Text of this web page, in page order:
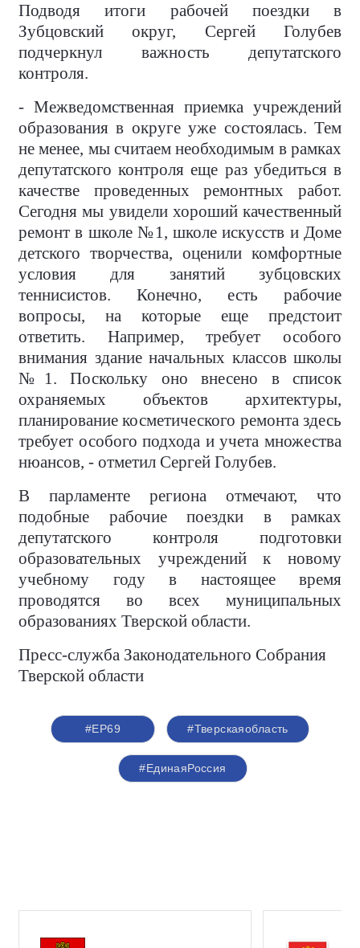
Подводя итоги рабочей поездки в
Зубцовский округ, Сергей Голубев
подчеркнул важность депутатского
контроля.
- Межведомственная приемка учреждений
образования в округе уже состоялась. Тем
не менее, мы считаем необходимым в рамках
депутатского контроля еще раз убедиться в
качестве проведенных ремонтных работ.
Сегодня мы увидели хороший качественный
ремонт в школе №1, школе искусств и Доме
детского творчества, оценили комфортные
условия для занятий зубцовских
теннисистов. Конечно, есть рабочие
вопросы, на которые еще предстоит
ответить. Например, требует особого
внимания здание начальных классов школы
№1. Поскольку оно внесено в список
охраняемых объектов архитектуры,
планирование косметического ремонта здесь
требует особого подхода и учета множества
нюансов, - отметил Сергей Голубев.
В парламенте региона отмечают, что
подобные рабочие поездки в рамках
депутатского контроля подготовки
образовательных учреждений к новому
учебному году в настоящее время
проводятся во всех муниципальных
образованиях Тверской области.
Пресс-служба Законодательного Собрания
Тверской области
#ЕР69 #Тверскаяобласть
#ЕдинаяРоссия